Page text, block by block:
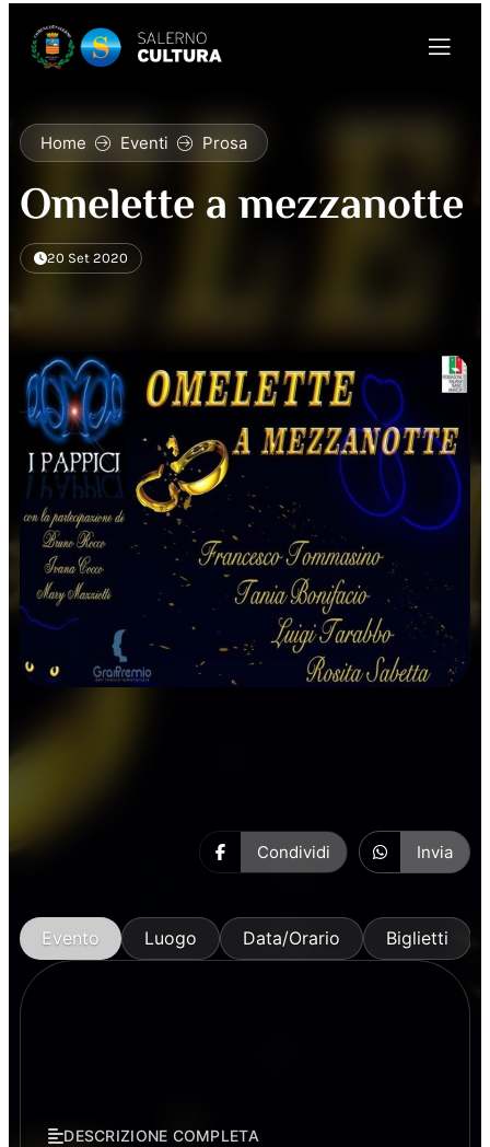
Home Eventi Prosa
Omelette a mezzanotte
20 Set 2020
Condividi Invia
Evento Luogo Data/Orario Biglietti
DESCRIZIONE COMPLETA